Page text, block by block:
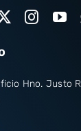
Hno. Justo